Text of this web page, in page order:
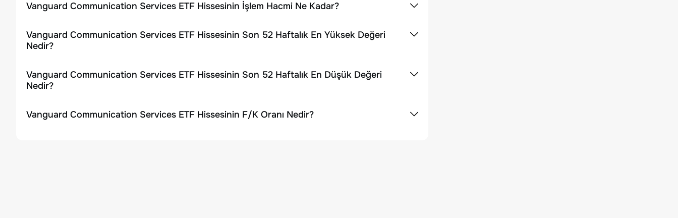
Vanguard Communication Services ETF Hissesinin İşlem Hacmi Ne Kadar?
Vanguard Communication Services ETF Hissesinin Son 52 Haftalık En Yüksek Değeri
Nedir?
Vanguard Communication Services ETF Hissesinin Son 52 Haftalık En Düşük Değeri
Nedir?
Vanguard Communication Services ETF Hissesinin F/K Oranı Nedir?